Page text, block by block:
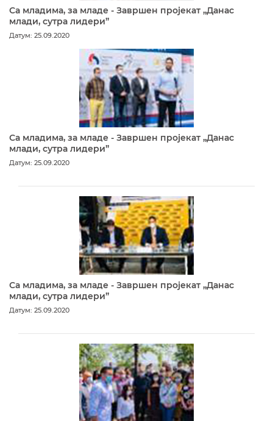
Са младима, за младе - Завршен пројекат „Данас
млади, сутра лидери”
Датум: 25.09.2020
Са младима, за младе - Завршен пројекат „Данас
млади, сутра лидери”
Датум: 25.09.2020
Са младима, за младе - Завршен пројекат „Данас
млади, сутра лидери”
Датум: 25.09.2020